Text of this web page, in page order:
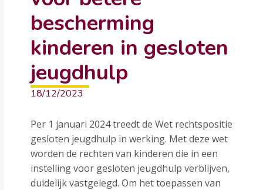
bescherming
kinderen in gesloten
jeugdhulp
18/12/2023
Per 1 januari 2024 treedt de Wet rechtspositie
gesloten jeugdhulp in werking. Met deze wet
worden de rechten van kinderen die in een
instelling voor gesloten jeugdhulp verblijven,
duidelijk vastgelegd. Om het toepassen van